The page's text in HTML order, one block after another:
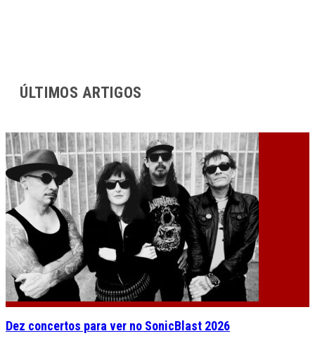
ÚLTIMOS ARTIGOS
Dez concertos para ver no SonicBlast 2026